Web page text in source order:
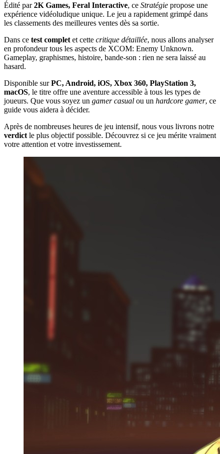
Édité par2K Games, Feral Interactive, ce Stratégie propose une
expérience vidéoludique unique. Le jeu a rapidement grimpé dans
les classements des meilleures ventes dès sa sortie.
Dans ce test complet et cette critique détaillée, nous allons analyser
en profondeur tous les aspects de XCOM: Enemy Unknown.
Gameplay, graphismes, histoire, bande-son : rien ne sera laissé au
hasard.
Disponible surPC, Android, iOS, Xbox 360, PlayStation 3,
macOS, le titre offre une aventure accessible à tous les types de
joueurs. Que vous soyez un gamer casual ou un hardcore gamer, ce
guide vous aidera à décider.
Après de nombreuses heures de jeu intensif, nous vous livrons notre
verdict le plus objectif possible. Découvrez si ce jeu mérite vraiment
votre attention et votre investissement.